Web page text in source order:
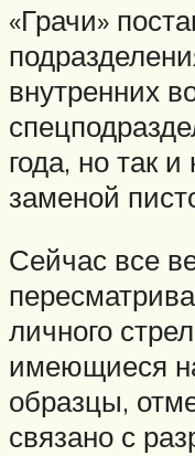
«Грачи»
внутренних
года, но так
заменой
Сейчас все
личного
имеющиеся
образцы,
связано с